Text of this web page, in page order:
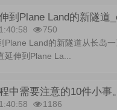
到Plane Land的新隧道
750
Plane Land的新隧道从长岛
延伸到Plane La...
中需要注意的10件小事
1186